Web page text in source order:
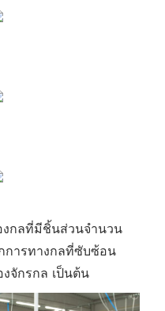
กลที่มีชิ้นส่วนจำนวน
การทางกลที่ซับซ้อน
งจักรกล เป็นต้น